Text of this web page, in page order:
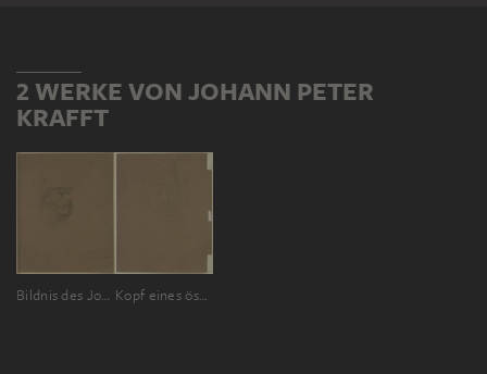
2 WERKE VON JOHANN PETER
KRAFFT
Bildnis des Johann Jakob Dorner, Freund des Künstlers Kopf eines österreichischen Soldaten